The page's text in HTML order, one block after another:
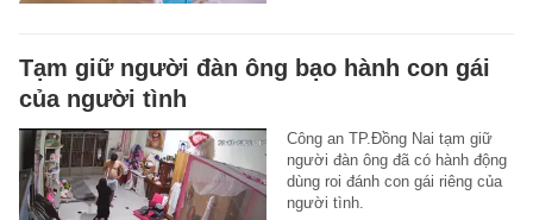
Tạm giữ người đàn ông bạo hành con gái
của người tình
Công an TP.Đồng Nai tạm giữ
người đàn ông đã có hành động
dùng roi đánh con gái riêng của
người tình.